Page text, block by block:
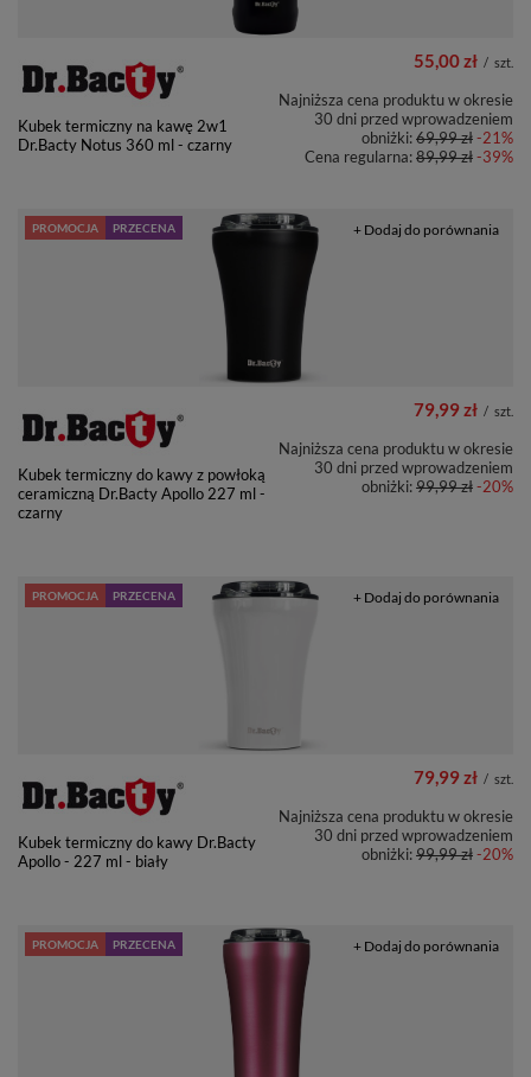
Kubek termiczny na kawę 2w1
Dr.Bacty Notus 360 ml - czarny
55,00 zł / szt.
Najniższa cena produktu w okresie
30 dni przed wprowadzeniem
obniżki:69,99 zł-21%
Cena regularna:89,99 zł-39%
PROMOCJA PRZECENA
Kubek termiczny do kawy z powłoką
ceramiczną Dr.Bacty Apollo 227 ml -
czarny
79,99 zł / szt.
Najniższa cena produktu w okresie
30 dni przed wprowadzeniem
obniżki:99,99 zł-20%
+ Dodaj do porównania
PROMOCJA PRZECENA
Kubek termiczny do kawy Dr.Bacty
Apollo - 227 ml - biały
79,99 zł / szt.
Najniższa cena produktu w okresie
30 dni przed wprowadzeniem
obniżki:99,99 zł-20%
+ Dodaj do porównania
PROMOCJA PRZECENA + Dodaj do porównania